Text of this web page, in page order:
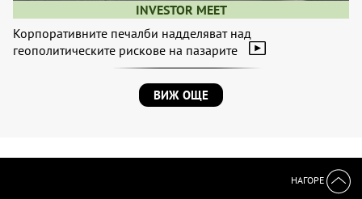
INVESTOR MEET
Корпоративните печалби надделяват над
геополитическите рискове на пазарите
ВИЖ ОЩЕ
НАГОРЕ